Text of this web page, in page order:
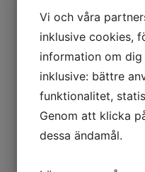
Lösa delar
Montageställ
Tillbehör hyllställ
Tillbehör
Vi och våra
inklusive cookies,
information om
inklusive: bättre
funktionalitet,
Genom att klicka
dessa ändamål.